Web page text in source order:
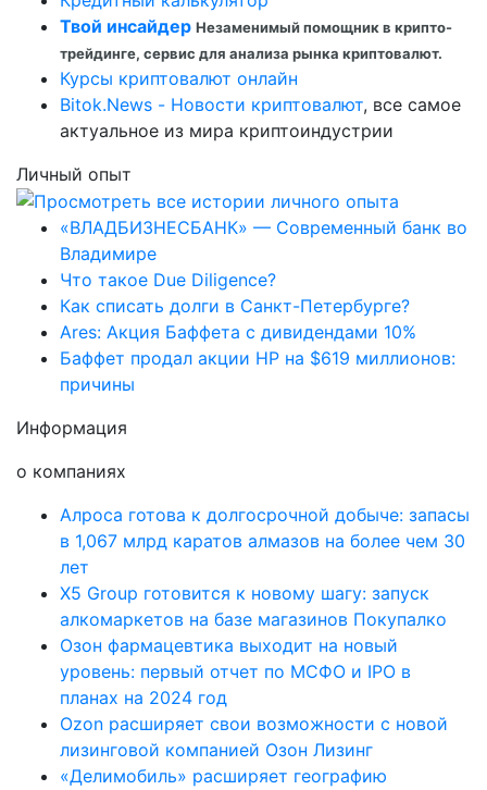
Твой инсайдер Незаменимый помощник в крипто-
трейдинге, сервис для анализа рынка криптовалют.
Курсы криптовалют онлайн
Bitok.News - Новости криптовалют, все самое
актуальное из мира криптоиндустрии
Личный опыт
«ВЛАДБИЗНЕСБАНК» — Современный банк во
Владимире
Что такое Due Diligence?
Как списать долги в Санкт-Петербурге?
Ares: Акция Баффета с дивидендами 10%
Баффет продал акции HP на $619 миллионов:
причины
Информация
о компаниях
Алроса готова к долгосрочной добыче: запасы
в 1,067 млрд каратов алмазов на более чем 30
лет
X5 Group готовится к новому шагу: запуск
алкомаркетов на базе магазинов Покупалко
Озон фармацевтика выходит на новый
уровень: первый отчет по МСФО и IPO в
планах на 2024 год
Ozon расширяет свои возможности с новой
лизинговой компанией Озон Лизинг
«Делимобиль» расширяет географию